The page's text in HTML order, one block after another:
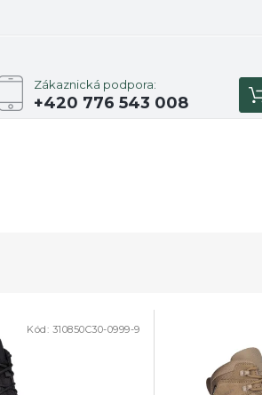
Zákaznická podpora:
+420 776 543 008
Kód: 310850C30-0999-9